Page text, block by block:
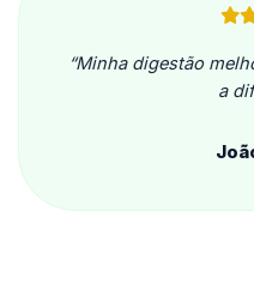
“Minha digestão
a